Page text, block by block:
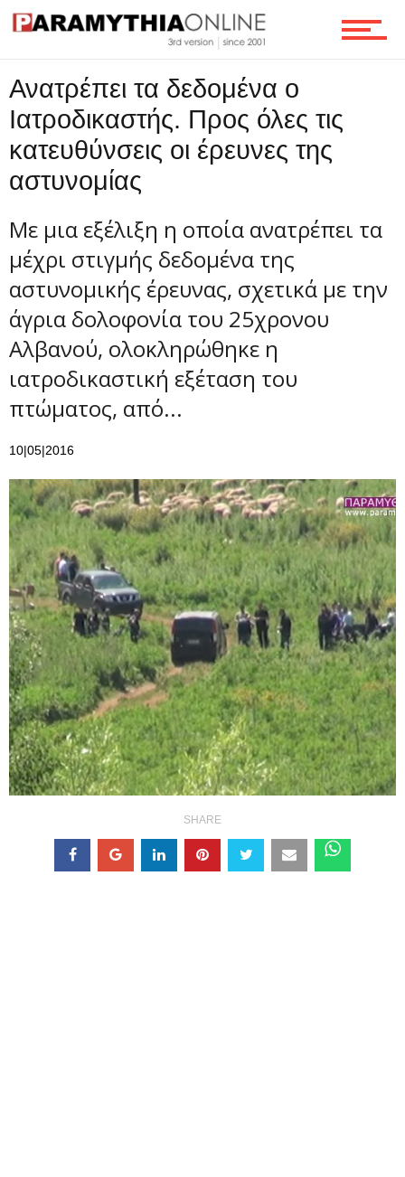
Επικοινωνία
Ανατρέπει τα δεδομένα ο
Ιατροδικαστής. Προς όλες τις
κατευθύνσεις οι έρευνες της
αστυνομίας
Με μια εξέλιξη η οποία ανατρέπει τα
μέχρι στιγμής δεδομένα της
αστυνομικής έρευνας, σχετικά με την
άγρια δολοφονία του 25χρονου
Αλβανού, ολοκληρώθηκε η
ιατροδικαστική εξέταση του
πτώματος, από...
10|05|2016
SHARE